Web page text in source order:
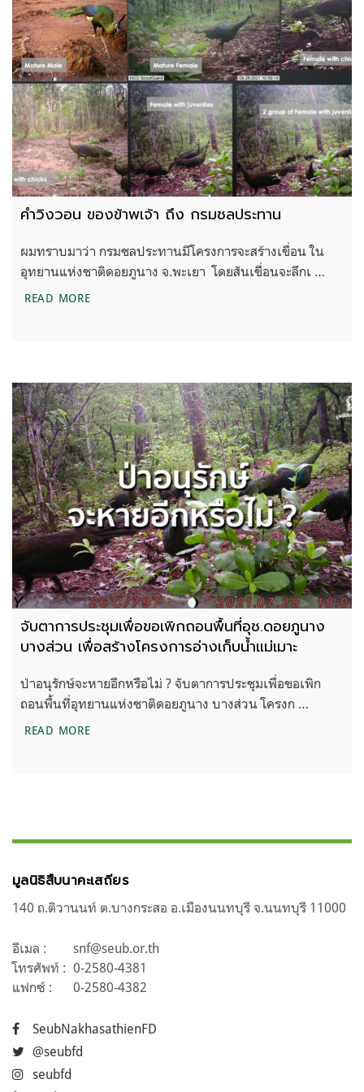
คำวิงวอน ของข้าพเจ้า ถึง กรมชลประทาน
ผมทราบมาว่า กรมชลประทาน​มีโครงการจะสร้างเขื่อน ใน
อุทยานแห่งชาติ​ดอยภูนาง จ.พะเยา โดยสันเขื่อนจะลึกเ …
READ MOREคำวิงวอน ของข้าพเจ้า ถึง กรมชลประทาน
จับตาการประชุมเพื่อขอเพิกถอนพื้นที่อุช.ดอยภูนาง
บางส่วน เพื่อสร้างโครงการอ่างเก็บน้ำแม่เมาะ
ป่าอนุรักษ์จะหายอีกหรือไม่ ? จับตาการประชุมเพื่อขอเพิก
ถอนพื้นที่อุทยานแห่งชาติดอยภูนาง บางส่วน โครงก …
READ MOREจับตาการประชุมเพื่อขอเพิกถอนพื้นที่อุช.ดอยภูนางบาง
มูลนิธิสืบนาคะเสถียร
140 ถ.ติวานนท์ ต.บางกระสอ อ.เมืองนนทบุรี จ.นนทบุรี 11000
อีเมล :
snf@seub.or.th
โทรศัพท์ : 0-2580-4381
แฟกซ์ :
0-2580-4382
SeubNakhasathienFD
@seubfd
seubfd